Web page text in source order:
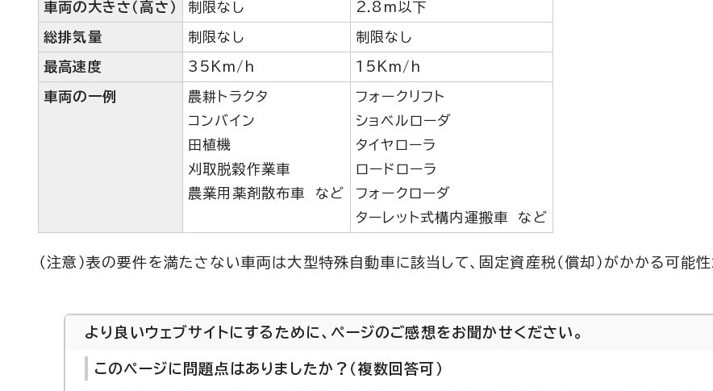
車両の大きさ（高さ） 制限なし 2.8m以下
総排気量 制限なし 制限なし
最高速度 35Km/h 15Km/h
車両の一例
農耕トラクタ
コンバイン
田植機
刈取脱穀作業車
農業用薬剤散布車 など
フォークリフト
ショベルローダ
タイヤローラ
ロードローラ
フォークローダ
ターレット式構内運搬車 など
（注意）表の要件を満たさない車両は大型特殊自動車に該当して、固定資産税（償却）がかかる可能性
より良いウェブサイトにするために、ページのご感想をお聞かせください。
このページに問題点はありましたか？（複数回答可）